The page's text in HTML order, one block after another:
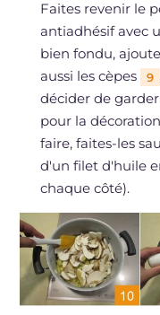
Faites revenir le
antiadhésif avec
bien fondu,
aussi les cèpes
9
décider de
pour la
faire, faites-les
d'un filet d'huile
chaque côté).